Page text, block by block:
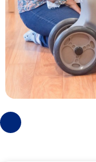
Photos
précédentes